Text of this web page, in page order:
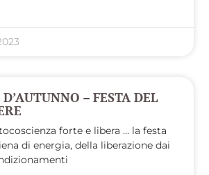
– FESTA DEL
forte e libera … la festa
di energia, della liberazione dai